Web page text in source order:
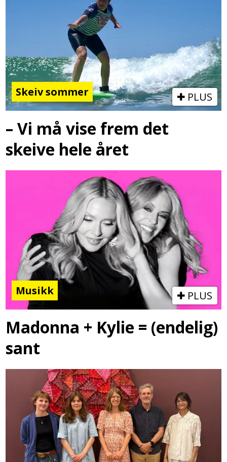
Skeiv sommer PLUS
– Vi må vise frem det
skeive hele året
Musikk PLUS
Madonna + Kylie = (endelig)
sant